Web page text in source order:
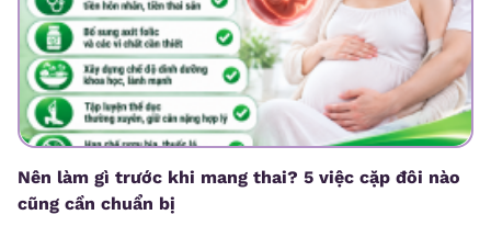
Nên làm gì trước khi mang thai? 5 việc cặp đôi nào
cũng cần chuẩn bị